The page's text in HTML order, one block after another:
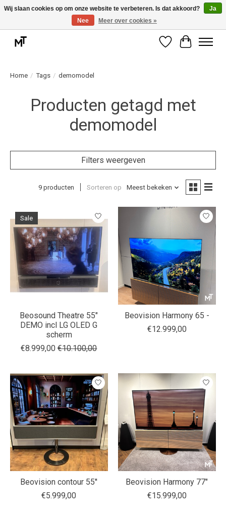
Deskundige installatie of montage nodig? Vraag ons naar de mogelijkheden.
Verlanglijst
Home / Tags / demomodel
Producten getagd met
demomodel
Filters weergeven
9 producten Sorteren op Meest bekeken
Sale
Beosound Theatre 55"
DEMO incl LG OLED G
scherm
€8.999,00 €10.100,00
Beovision Harmony 65 -
€12.999,00
Beovision contour 55''
€5.999,00
Beovision Harmony 77"
€15.999,00
Wij slaan cookies op om onze website te verbeteren. Is dat akkoord?
Ja
Nee
Meer over cookies »